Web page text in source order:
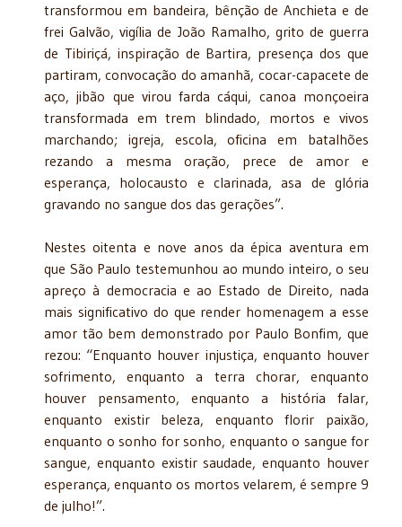
transformou em bandeira, bênção de Anchieta e de
frei Galvão, vigília de João Ramalho, grito de guerra
de Tibiriçá, inspiração de Bartira, presença dos que
partiram, convocação do amanhã, cocar-capacete de
aço, jibão que virou farda cáqui, canoa monçoeira
transformada em trem blindado, mortos e vivos
marchando; igreja, escola, oficina em batalhões
rezando a mesma oração, prece de amor e
esperança, holocausto e clarinada, asa de glória
gravando no sangue dos das gerações”.
Nestes oitenta e nove anos da épica aventura em
que São Paulo testemunhou ao mundo inteiro, o seu
apreço à democracia e ao Estado de Direito, nada
mais significativo do que render homenagem a esse
amor tão bem demonstrado por Paulo Bonfim, que
rezou: “Enquanto houver injustiça, enquanto houver
sofrimento, enquanto a terra chorar, enquanto
houver pensamento, enquanto a história falar,
enquanto existir beleza, enquanto florir paixão,
enquanto o sonho for sonho, enquanto o sangue for
sangue, enquanto existir saudade, enquanto houver
esperança, enquanto os mortos velarem, é sempre 9
de julho!”.